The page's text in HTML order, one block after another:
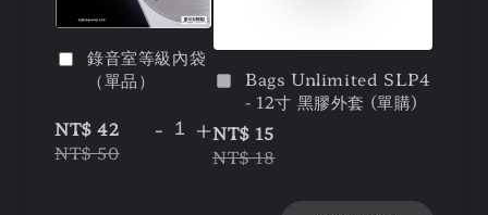
錄音室等級內袋
（單品）
NT$ 42
NT$ 50
- +
Bags Unlimited SLP4
- 12寸 黑膠外套 (單購)
NT$ 15
NT$ 18